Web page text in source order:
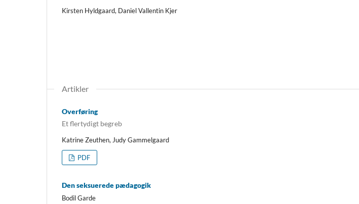
Kirsten Hyldgaard, Daniel Vallentin Kjer
Artikler
Overføring
Et flertydigt begreb
Katrine Zeuthen, Judy Gammelgaard
PDF
Den seksuerede pædagogik
Bodil Garde